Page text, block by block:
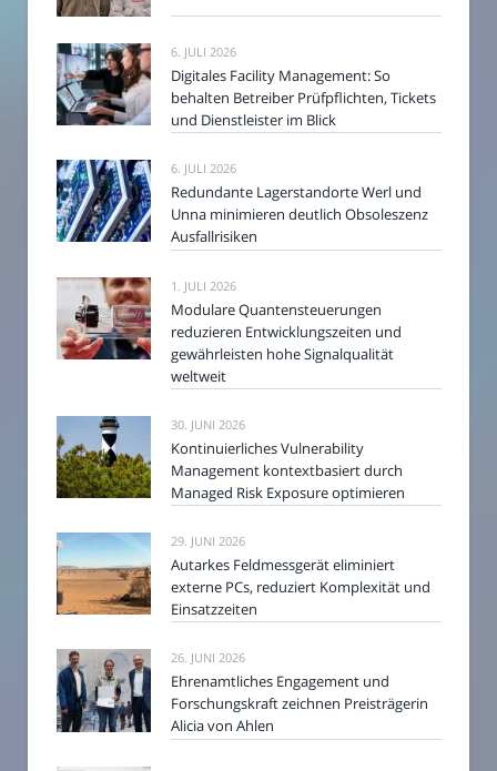
6. JULI 2026
Digitales Facility Management: So
behalten Betreiber Prüfpflichten, Tickets
und Dienstleister im Blick
6. JULI 2026
Redundante Lagerstandorte Werl und
Unna minimieren deutlich Obsoleszenz
Ausfallrisiken
1. JULI 2026
Modulare Quantensteuerungen
reduzieren Entwicklungszeiten und
gewährleisten hohe Signalqualität
weltweit
30. JUNI 2026
Kontinuierliches Vulnerability
Management kontextbasiert durch
Managed Risk Exposure optimieren
29. JUNI 2026
Autarkes Feldmessgerät eliminiert
externe PCs, reduziert Komplexität und
Einsatzzeiten
26. JUNI 2026
Ehrenamtliches Engagement und
Forschungskraft zeichnen Preisträgerin
Alicia von Ahlen